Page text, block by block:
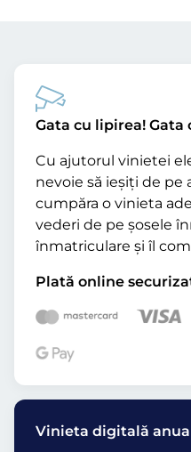
Gata cu lipirea! Gata
Cu ajutorul vinietei
nevoie să ieșiți de pe
cumpăra o vinieta
vederi de pe șosele
înmatriculare și îl
Plată online
Vinieta digitală